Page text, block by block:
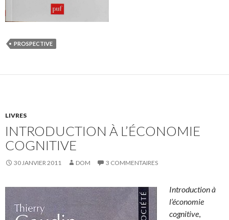
PROSPECTIVE
LIVRES
INTRODUCTION À L’ÉCONOMIE
COGNITIVE
30 JANVIER 2011 DOM 3 COMMENTAIRES
Introduction à
l’économie
cognitive